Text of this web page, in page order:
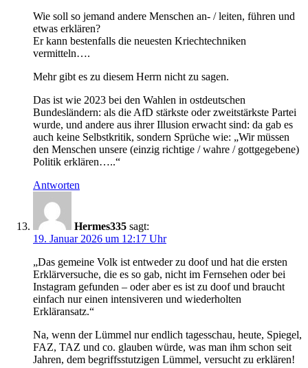
Wie soll so jemand andere Menschen an- / leiten, führen und
etwas erklären?
Er kann bestenfalls die neuesten Kriechtechniken
vermitteln….
Mehr gibt es zu diesem Herrn nicht zu sagen.
Das ist wie 2023 bei den Wahlen in ostdeutschen
Bundesländern: als die AfD stärkste oder zweitstärkste Partei
wurde, und andere aus ihrer Illusion erwacht sind: da gab es
auch keine Selbstkritik, sondern Sprüche wie: „Wir müssen
den Menschen unsere (einzig richtige / wahre / gottgegebene)
Politik erklären…..“
Antworten
Hermes335 sagt:
19. Januar 2026 um 12:17 Uhr
„Das gemeine Volk ist entweder zu doof und hat die ersten
Erklärversuche, die es so gab, nicht im Fernsehen oder bei
Instagram gefunden – oder aber es ist zu doof und braucht
einfach nur einen intensiveren und wiederholten
Erkläransatz.“
Na, wenn der Lümmel nur endlich tagesschau, heute, Spiegel,
FAZ, TAZ und co. glauben würde, was man ihm schon seit
Jahren, dem begriffsstutzigen Lümmel, versucht zu erklären!